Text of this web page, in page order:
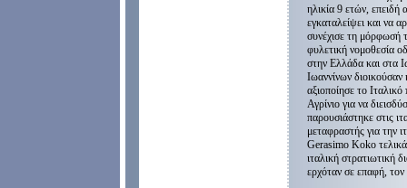
ηλικία 9 ετών, επειδή
εγκαταλείψει και να
συνέχισε τη μόρφωσή
φυλετική νομοθεσία
στην Ελλάδα και στα
Ιωαννίνων
αξιοποίησε το
Αγρίνιο για να
παρουσιάστηκε στις
μεταφραστής για την
Gerasimo Koko τελικά
ιταλική στρατιωτική
ερχόταν σε επαφή,